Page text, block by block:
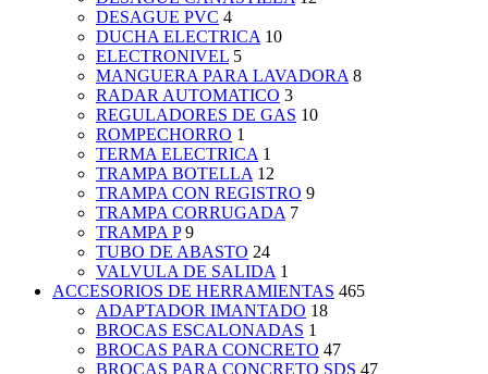
DESAGUE PVC 4
DUCHA ELECTRICA 10
ELECTRONIVEL 5
MANGUERA PARA LAVADORA 8
RADAR AUTOMATICO 3
REGULADORES DE GAS 10
ROMPECHORRO 1
TERMA ELECTRICA 1
TRAMPA BOTELLA 12
TRAMPA CON REGISTRO 9
TRAMPA CORRUGADA 7
TRAMPA P 9
TUBO DE ABASTO 24
VALVULA DE SALIDA 1
ACCESORIOS DE HERRAMIENTAS 465
ADAPTADOR IMANTADO 18
BROCAS ESCALONADAS 1
BROCAS PARA CONCRETO 47
BROCAS PARA CONCRETO SDS 47